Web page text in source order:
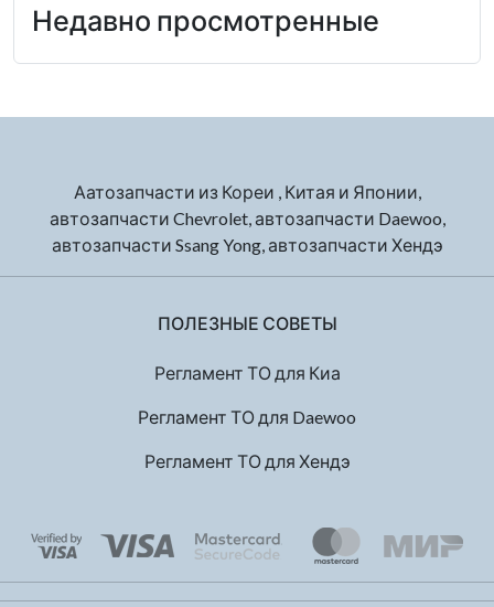
Недавно просмотренные
Аатозапчасти из Кореи , Китая и Японии,
автозапчасти Chevrolet, автозапчасти Daewoo,
автозапчасти Ssang Yong, автозапчасти Хендэ
ПОЛЕЗНЫЕ СОВЕТЫ
Регламент ТО для Киа
Регламент ТО для Daewoo
Регламент ТО для Хендэ